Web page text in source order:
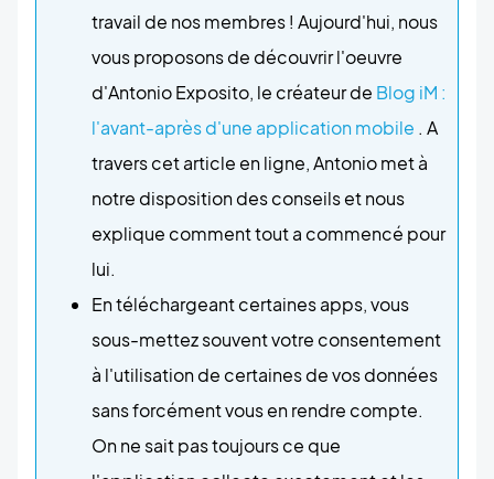
travail de nos membres ! Aujourd'hui, nous
vous proposons de découvrir l'oeuvre
d'Antonio Exposito, le créateur de Blog iM :
l'avant-après d'une application mobile . A
travers cet article en ligne, Antonio met à
notre disposition des conseils et nous
explique comment tout a commencé pour
lui.
En téléchargeant certaines apps, vous
sous-mettez souvent votre consentement
à l'utilisation de certaines de vos données
sans forcément vous en rendre compte.
On ne sait pas toujours ce que